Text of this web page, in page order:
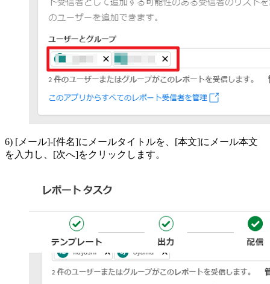
6) [メール]-[件名]にメールタイトルを、[本文]にメール本文
を入力し、[次へ]をクリックします。